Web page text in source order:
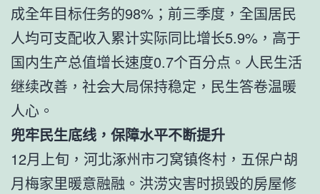
成全年目标任务的98%；前三季度，全国居民
人均可支配收入累计实际同比增长5.9%，高于
国内生产总值增长速度0.7个百分点。人民生活
继续改善，社会大局保持稳定，民生答卷温暖
人心。
兜牢民生底线，保障水平不断提升
12月上旬，河北涿州市刁窝镇佟村，五保户胡
月梅家里暖意融融。洪涝灾害时损毁的房屋修